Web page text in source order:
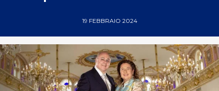
19 FEBBRAIO 2024